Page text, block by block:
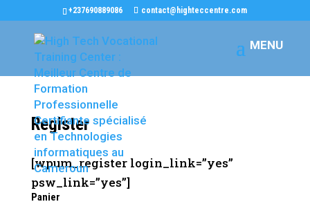
+237690889086 contact@highteccentre.com
Register
[wpum_register login_link=”yes”
psw_link=”yes”]
Panier